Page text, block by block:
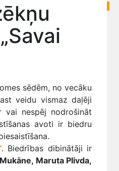
sēdēm, no vecāku
veidu vismaz daļēji
vai nespēj nodrošināt
avoti ir biedru
. Biedrības dibinātāji ir
Maruta Plivda,